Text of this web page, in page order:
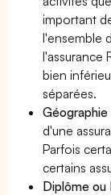
important
l'ensemble
l'assurance
bien
séparées.
d'une
Parfois
certains
Diplôme